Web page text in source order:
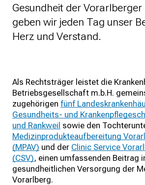
Gesundheit der
geben wir jeden Tag unser
Herz und Verstand.
Als Rechtsträger leistet die
Betriebsgesellschaft m.b.H.
zugehörigen fünf
Gesundheits- und
und Rankweil sowie den
Medizinprodukteaufbereitung
(MPAV) und der Clinic Service
(CSV), einen umfassenden Beitrag
gesundheitlichen Versorgung der
Vorarlberg.